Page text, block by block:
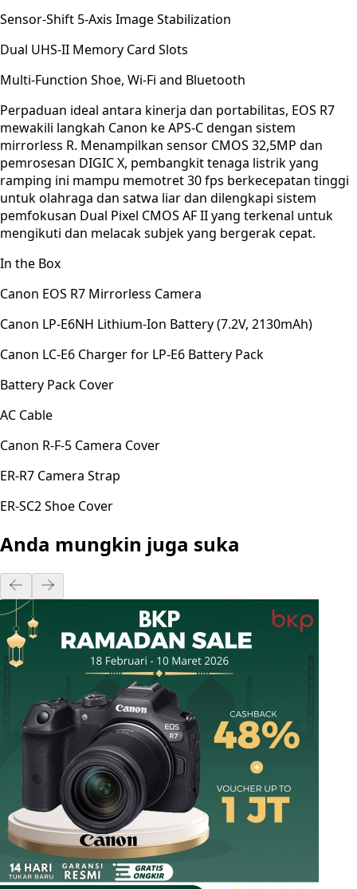
Sensor-Shift 5-Axis Image Stabilization
Dual UHS-II Memory Card Slots
Multi-Function Shoe, Wi-Fi and Bluetooth
Perpaduan ideal antara kinerja dan portabilitas, EOS R7
mewakili langkah Canon ke APS-C dengan sistem
mirrorless R. Menampilkan sensor CMOS 32,5MP dan
pemrosesan DIGIC X, pembangkit tenaga listrik yang
ramping ini mampu memotret 30 fps berkecepatan tinggi
untuk olahraga dan satwa liar dan dilengkapi sistem
pemfokusan Dual Pixel CMOS AF II yang terkenal untuk
mengikuti dan melacak subjek yang bergerak cepat.
In the Box
Canon EOS R7 Mirrorless Camera
Canon LP-E6NH Lithium-Ion Battery (7.2V, 2130mAh)
Canon LC-E6 Charger for LP-E6 Battery Pack
Battery Pack Cover
AC Cable
Canon R-F-5 Camera Cover
ER-R7 Camera Strap
ER-SC2 Shoe Cover
Anda mungkin juga suka